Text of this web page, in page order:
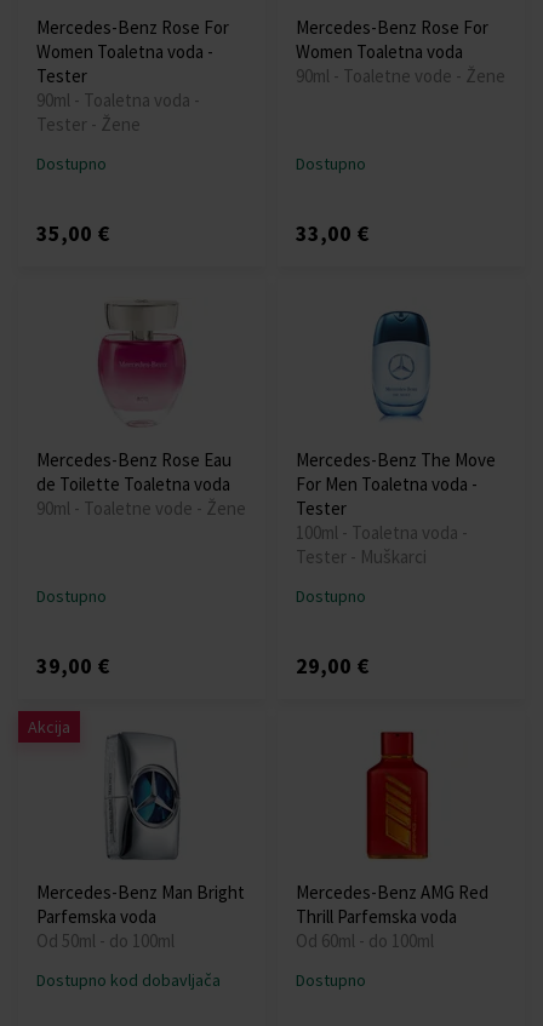
Mercedes-Benz Rose For
Women Toaletna voda -
Tester
90ml - Toaletna voda -
Tester - Žene
Dostupno
35,00 €
Mercedes-Benz Rose For
Women Toaletna voda
90ml - Toaletne vode - Žene
Dostupno
33,00 €
Mercedes-Benz Rose Eau
de Toilette Toaletna voda
90ml - Toaletne vode - Žene
Dostupno
39,00 €
Mercedes-Benz The Move
For Men Toaletna voda -
Tester
100ml - Toaletna voda -
Tester - Muškarci
Dostupno
29,00 €
Akcija
Mercedes-Benz Man Bright
Parfemska voda
Od 50ml - do 100ml
Dostupno kod dobavljača
Mercedes-Benz AMG Red
Thrill Parfemska voda
Od 60ml - do 100ml
Dostupno